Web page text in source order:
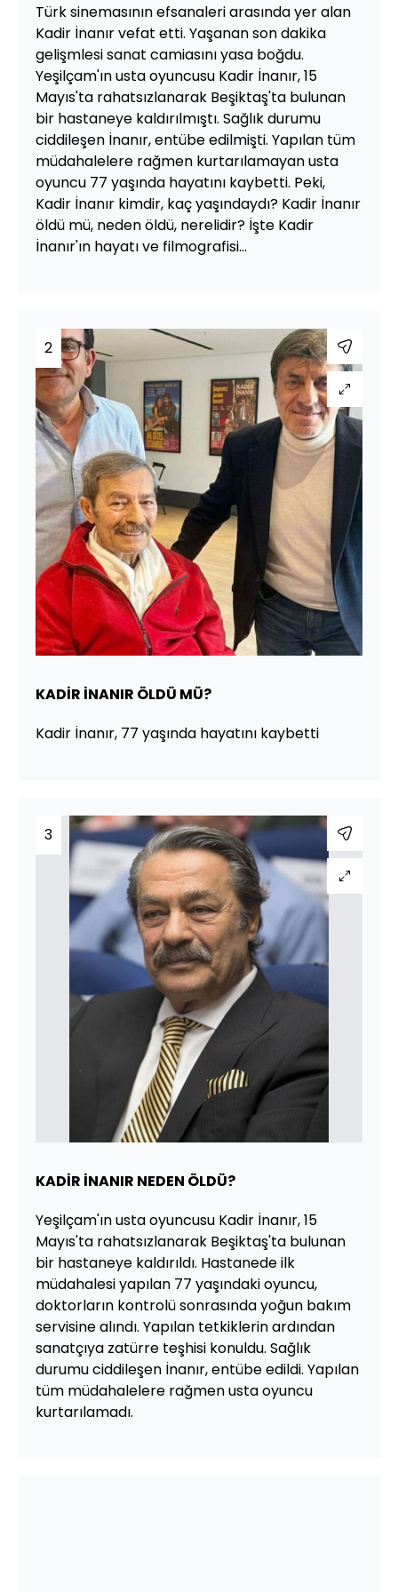
Türk sinemasının efsanaleri arasında yer alan
Kadir İnanır vefat etti. Yaşanan son dakika
gelişmlesi sanat camiasını yasa boğdu.
Yeşilçam'ın usta oyuncusu Kadir İnanır, 15
Mayıs'ta rahatsızlanarak Beşiktaş'ta bulunan
bir hastaneye kaldırılmıştı. Sağlık durumu
ciddileşen İnanır, entübe edilmişti. Yapılan tüm
müdahalelere rağmen kurtarılamayan usta
oyuncu 77 yaşında hayatını kaybetti. Peki,
Kadir İnanır kimdir, kaç yaşındaydı? Kadir İnanır
öldü mü, neden öldü, nerelidir? İşte Kadir
İnanır'ın hayatı ve filmografisi...
2
KADİR İNANIR ÖLDÜ MÜ?
Kadir İnanır, 77 yaşında hayatını kaybetti
3
KADİR İNANIR NEDEN ÖLDÜ?
Yeşilçam'ın usta oyuncusu Kadir İnanır, 15
Mayıs'ta rahatsızlanarak Beşiktaş'ta bulunan
bir hastaneye kaldırıldı. Hastanede ilk
müdahalesi yapılan 77 yaşındaki oyuncu,
doktorların kontrolü sonrasında yoğun bakım
servisine alındı. Yapılan tetkiklerin ardından
sanatçıya zatürre teşhisi konuldu. Sağlık
durumu ciddileşen İnanır, entübe edildi. Yapılan
tüm müdahalelere rağmen usta oyuncu
kurtarılamadı.